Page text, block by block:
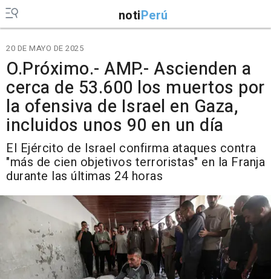
notiPerú
20 DE MAYO DE 2025
O.Próximo.- AMP.- Ascienden a
cerca de 53.600 los muertos por
la ofensiva de Israel en Gaza,
incluidos unos 90 en un día
El Ejército de Israel confirma ataques contra
"más de cien objetivos terroristas" en la Franja
durante las últimas 24 horas